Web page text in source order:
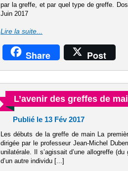
par la greffe, et par quel type de greffe.
Juin 2017
Lire la suite...
Share Post
L’avenir des greffes de
Publié le 13 Fév 2017
Les débuts de la greffe de main La
dirigée par le professeur Jean-Michel
unilatérale. Il s’agissait d’une allogreffe
d’un autre individu [...]